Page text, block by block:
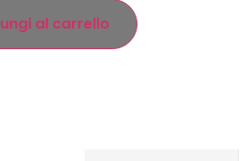
al carrello